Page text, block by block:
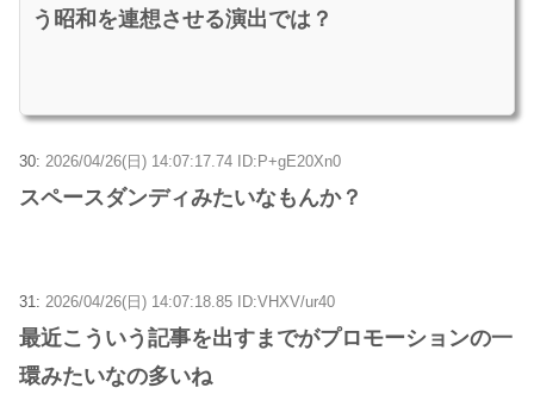
う昭和を連想させる演出では？
30: 2026/04/26(日) 14:07:17.74 ID:P+gE20Xn0
スペースダンディみたいなもんか？
31: 2026/04/26(日) 14:07:18.85 ID:VHXV/ur40
最近こういう記事を出すまでがプロモーションの一
環みたいなの多いね